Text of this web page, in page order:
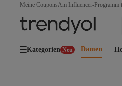
Meine CouponsAm Influencer-Programm
Kategorien Neu Damen